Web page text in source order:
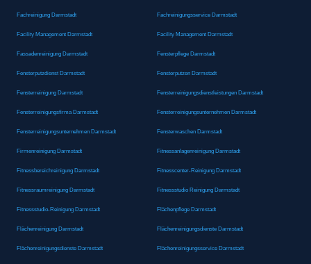
Fachreinigung Darmstadt Fachreinigungsservice Darmstadt
Facility Management Darmstadt Facility Management Darmstadt
Fassadenreinigung Darmstadt Fensterpflege Darmstadt
Fensterputzdienst Darmstadt Fensterputzen Darmstadt
Fensterreinigung Darmstadt Fensterreinigungsdienstleistungen Darmstadt
Fensterreinigungsfirma Darmstadt Fensterreinigungsunternehmen Darmstadt
Fensterreinigungsunternehmen Darmstadt Fensterwaschen Darmstadt
Firmenreinigung Darmstadt Fitnessanlagenreinigung Darmstadt
Fitnessbereichreinigung Darmstadt Fitnesscenter-Reinigung Darmstadt
Fitnessraumreinigung Darmstadt Fitnessstudio Reinigung Darmstadt
Fitnessstudio-Reinigung Darmstadt Flächenpflege Darmstadt
Flächenreinigung Darmstadt Flächenreinigungsdienste Darmstadt
Flächenreinigungsdienste Darmstadt Flächenreinigungsservice Darmstadt